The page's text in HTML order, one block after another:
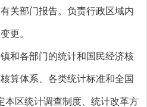
关部门报告。负责行政区域内
更。
和各部门的统计和国民经济核
算体系、各类统计标准和全国
区统计调查制度、统计改革方